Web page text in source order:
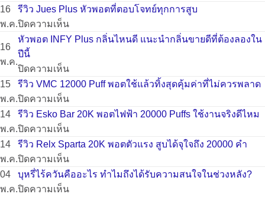
พอต
ใช้
แล้ว
9000
คำ
กลิ่น
แน่น
เยอะ
ใน
พอต
Relx
กลิ่น
ไหน
ดี
2025
รวม
กลิ่น
ยอด
นิยม
&
รีวิว
รุ่น
บน
รีวิว
Relx
Creator
20000
Puffs
รุ่น
ใหม่
ล่าสุด
–
ยก
ระดับ
ประสบการณ์
หัว
ปลอม
ไง?
เช็ก
พอ
ฟี่
16
พ.ค.
รีวิว Jues Plus หัวพอตที่ตอบโจทย์ทุกการสูบ
ปิดความเห็นบน
รีวิว
หัว
ที่
โจทย์
การ
16
พ.ค.
หัวพอต INFY Plus กลิ่นไหนดี แนะนำกลิ่นขายดีที่ต้องลองใน
ปีนี้
ปิดความเห็นบน
หัว
INFY
กลิ่น
ดี
15
พ.ค.
รีวิว VMC 12000 Puff พอตใช้แล้วทิ้งสุดคุ้มค่าที่ไม่ควรพลาด
ปิดความเห็นบน
รีวิว
12000
พอต
14
พ.ค.
รีวิว Esko Bar 20K พอตไฟฟ้า 20000 Puffs ใช้งานจริงดีไหม
ปิดความเห็นบน
รีวิว
Bar
14
พ.ค.
รีวิว Relx Sparta 20K พอตตัวแรง สูบได้จุใจถึง 20000 คำ
ปิดความเห็นบน
รีวิว
04
พ.ค.
บุหรี่ไร้ควันคืออะไร ทำไมถึงได้รับความสนใจในช่วงหลัง?
ปิดความเห็นบน